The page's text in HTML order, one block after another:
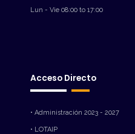
Lun - Vie 08:00 to 17:00
Acceso Directo
• Administración 2023 - 2027
• LOTAIP